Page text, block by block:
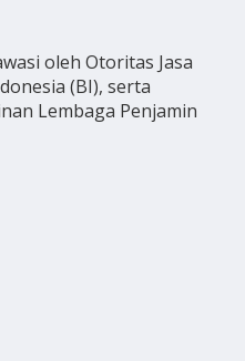
oleh Otoritas Jasa
(BI), serta
Lembaga Penjamin